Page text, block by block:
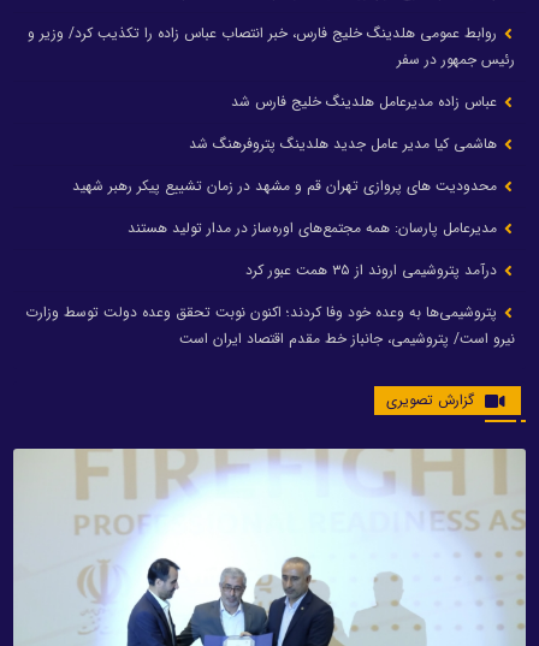
روابط عمومی هلدینگ خلیج فارس، خبر انتصاب عباس زاده را تکذیب کرد/ وزیر و
رئیس جمهور در سفر
عباس زاده مدیرعامل هلدینگ خلیج فارس شد
هاشمی کیا مدیر عامل جدید هلدینگ پتروفرهنگ شد
محدودیت های پروازی تهران قم و مشهد در زمان تشییع پیکر رهبر شهید
مدیرعامل پارسان: همه مجتمع‌های اوره‌ساز در مدار تولید هستند
درآمد پتروشیمی اروند از ۳۵ همت عبور کرد
پتروشیمی‌ها به وعده خود وفا کردند؛ اکنون نوبت تحقق وعده دولت توسط وزارت
نیرو است/ پتروشیمی، جانباز خط مقدم اقتصاد ایران است
گزارش تصویری